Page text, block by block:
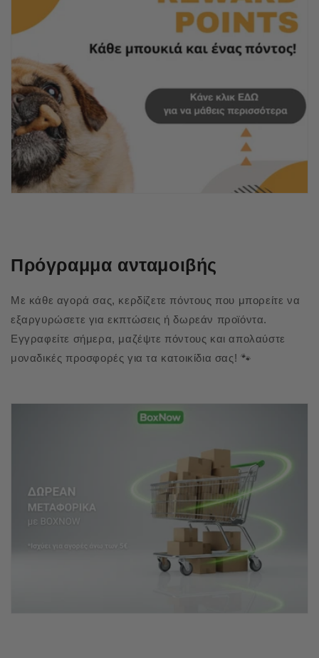
Πρόγραμμα ανταμοιβής
Με κάθε αγορά σας, κερδίζετε πόντους που μπορείτε να
εξαργυρώσετε για εκπτώσεις ή δωρεάν προϊόντα.
Εγγραφείτε σήμερα, μαζέψτε πόντους και απολαύστε
μοναδικές προσφορές για τα κατοικίδια σας! 🐾